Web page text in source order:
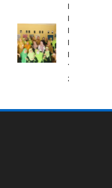
Bunda
Berikan
Dukungan
Posyandu
Persiapan
Tingkat